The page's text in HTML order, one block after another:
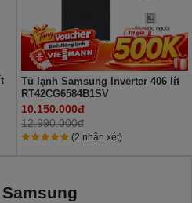
Tủ lạnh Samsung Inverter 406 lít
RT42CG6584B1SV
10.150.000đ
12.990.000đ
(2 nhận xét)